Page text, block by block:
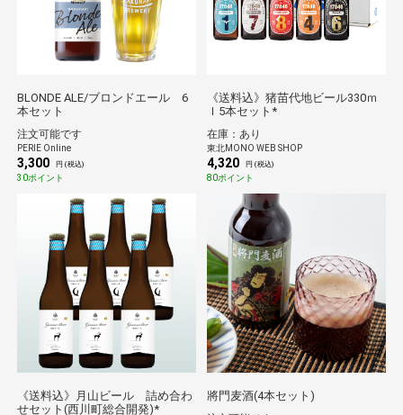
BLONDE ALE/ブロンドエール 6
本セット
注文可能です
PERIE Online
3,300 円 (税込)
30ポイント
《送料込》猪苗代地ビール330ｍ
ｌ5本セット*
在庫：あり
東北MONO WEB SHOP
4,320 円 (税込)
80ポイント
《送料込》月山ビール 詰め合わ
せセット(西川町総合開発)*
將門麦酒(4本セット)